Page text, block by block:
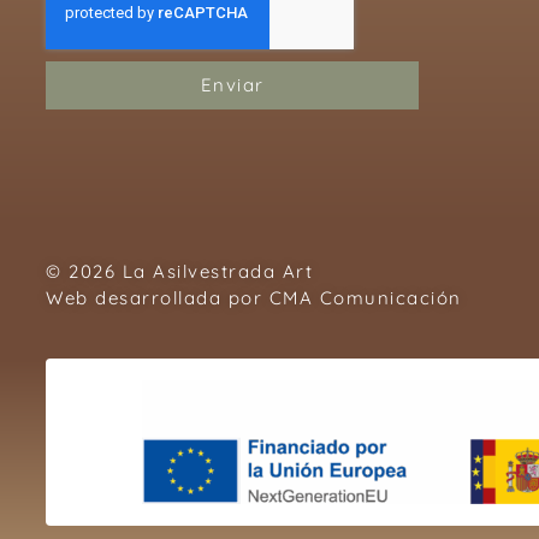
Enviar
© 2026 La Asilvestrada Art
Web desarrollada por CMA Comunicación